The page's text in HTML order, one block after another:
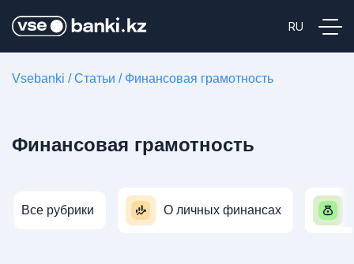
Vsebanki /Статьи / Финансовая грамотность
Финансовая грамотность
Все рубрики О личных финансах